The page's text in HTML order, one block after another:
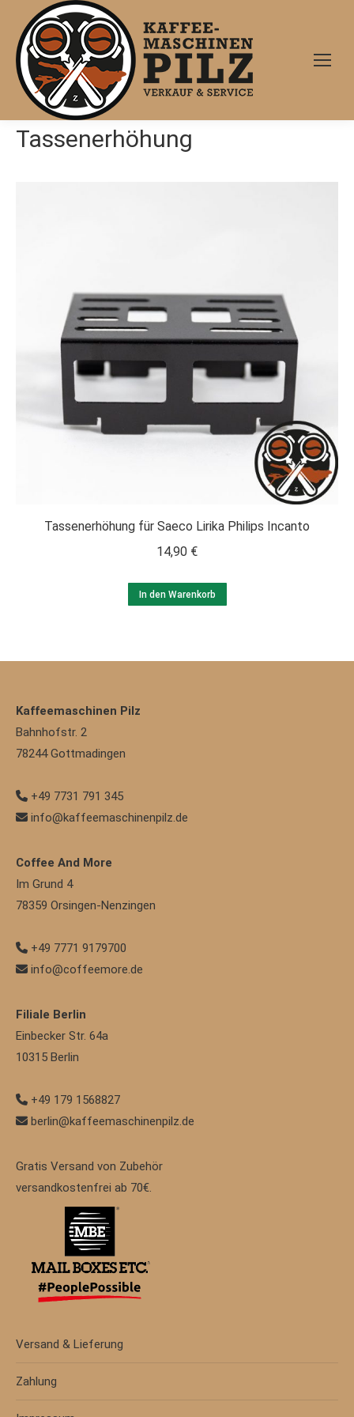
Tassenerhöhung
Tassenerhöhung für Saeco Lirika Philips Incanto
14,90 €
In den Warenkorb
Kaffeemaschinen Pilz
Bahnhofstr. 2
78244 Gottmadingen
+49 7731 791 345
info@kaffeemaschinenpilz.de
Coffee And More
Im Grund 4
78359 Orsingen-Nenzingen
+49 7771 9179700
info@coffeemore.de
Filiale Berlin
Einbecker Str. 64a
10315 Berlin
+49 179 1568827
berlin@kaffeemaschinenpilz.de
Gratis Versand von Zubehör
versandkostenfrei ab 70€.
Versand & Lieferung
Zahlung